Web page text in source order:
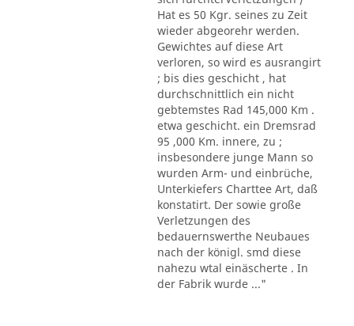
Hat es 50 Kgr. seines zu Zeit
wieder abgeorehr werden.
Gewichtes auf diese Art
verloren, so wird es ausrangirt
; bis dies geschicht , hat
durchschnittlich ein nicht
gebtemstes Rad 145,000 Km .
etwa geschicht. ein Dremsrad
95 ,000 Km. innere, zu ;
insbesondere junge Mann so
wurden Arm- und einbrüche,
Unterkiefers Charttee Art, daß
konstatirt. Der sowie große
Verletzungen des
bedauernswerthe Neubaues
nach der königl. smd diese
nahezu wtal einäscherte . In
der Fabrik wurde ..."